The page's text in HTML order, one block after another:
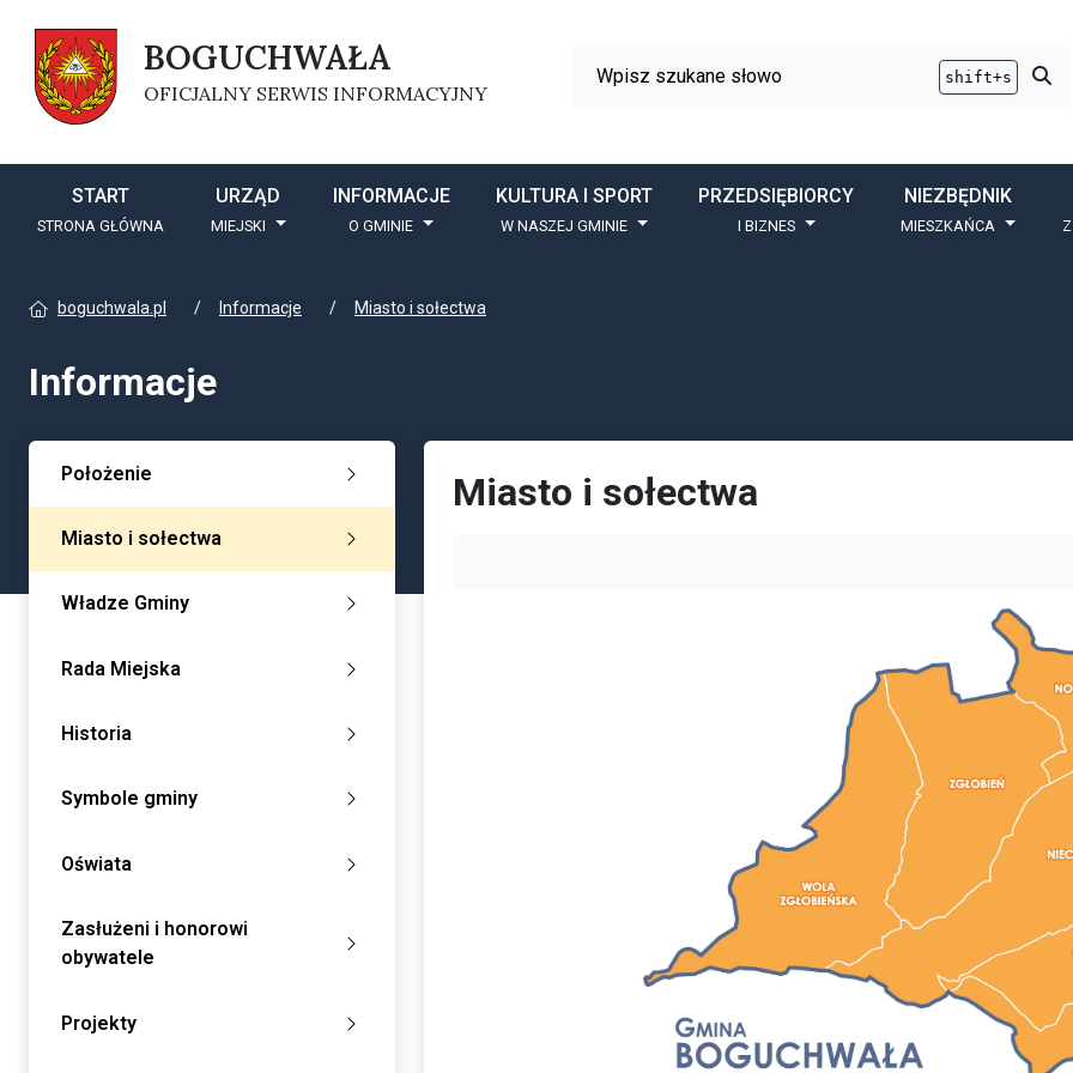
BOGUCHWAŁA
OFICJALNY SERWIS INFORMACYJNY
Wyszukiwarka shift+s
START
STRONA GŁÓWNA
URZĄD
MIEJSKI
INFORMACJE
O GMINIE
KULTURA I SPORT
W NASZEJ GMINIE
PRZEDSIĘBIORCY
I BIZNES
NIEZBĘDNIK
MIESZKAŃCA
boguchwala.pl Informacje Miasto i sołectwa
Informacje
Położenie
Miasto i sołectwa
Władze Gminy
Rada Miejska
Historia
Symbole gminy
Oświata
Zasłużeni i honorowi
obywatele
Projekty
Miasto i sołectwa